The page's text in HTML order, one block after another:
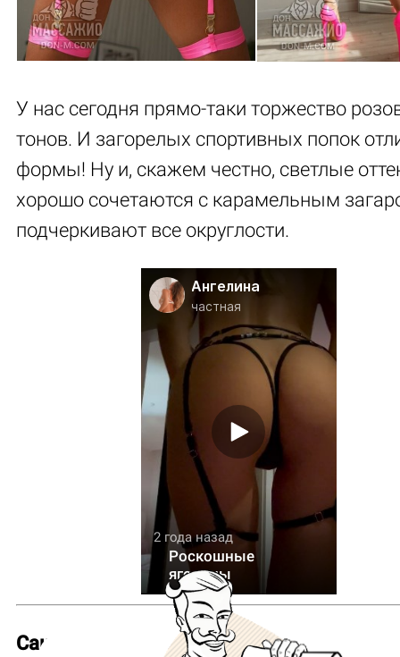
У нас сегодня прямо-таки торжество
тонов. И загорелых спортивных попок
формы! Ну и, скажем честно, светлые
хорошо сочетаются с карамельным
подчеркивают все округлости.
2 года назад
Роскошные
ягодицы
Ангелина
частная
Саша «Talisman»)